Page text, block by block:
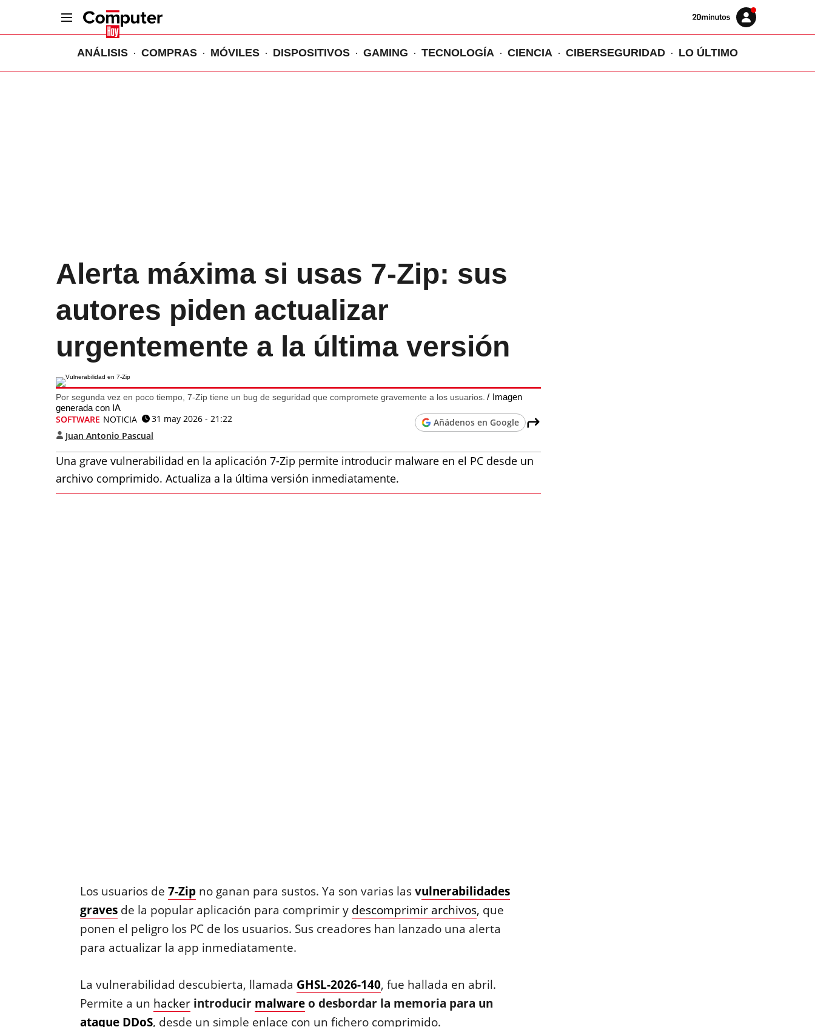
Volver
Iniciar
sesión
ANÁLISIS COMPRAS MÓVILES DISPOSITIVOS GAMING TECNOLOGÍA CIENCIA CIBERSEGURIDAD LO ÚLTIMO
Alerta máxima si usas 7-Zip: sus
autores piden actualizar
urgentemente a la última versión
Por segunda vez en poco tiempo, 7-Zip tiene un bug de seguridad que compromete gravemente a los usuarios.
Imagen
generada con IA
SOFTWARE NOTICIA
31 may 2026 - 21:22
Juan Antonio Pascual
Añádenos en Google
Una grave vulnerabilidad en la aplicación 7-Zip permite introducir malware en el PC desde un
archivo comprimido. Actualiza a la última versión inmediatamente.
Los usuarios de 7-Zipno ganan para sustos. Ya son varias lasvulnerabilidades
gravesde la popular aplicación para comprimir y descomprimir archivos, que
ponen el peligro los PC de los usuarios. Sus creadores han lanzado una alerta
para actualizar la app inmediatamente.
La vulnerabilidad descubierta, llamada GHSL-2026-140, fue hallada en abril.
Permite a un hacker introducir malwareo desbordar la memoria para un
ataque DDoS, desde un simple enlace con un fichero comprimido.